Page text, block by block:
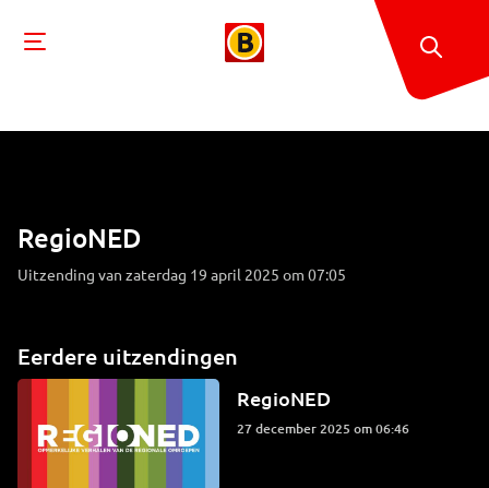
RegioNED
Uitzending van zaterdag 19 april 2025 om 07:05
Eerdere uitzendingen
RegioNED
27 december 2025 om 06:46